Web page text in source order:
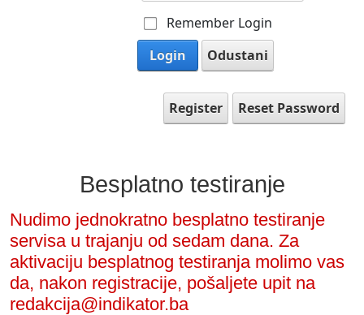
Remember Login
Login
Odustani
Register Reset Password
Besplatno testiranje
Nudimo jednokratno besplatno testiranje
servisa u trajanju od sedam dana. Za
aktivaciju besplatnog testiranja molimo vas
da, nakon registracije, pošaljete upit na
redakcija@indikator.ba